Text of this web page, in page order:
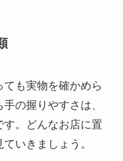
も実物を確かめら
の握りやすさは、
。どんなお店に置
いきましょう。